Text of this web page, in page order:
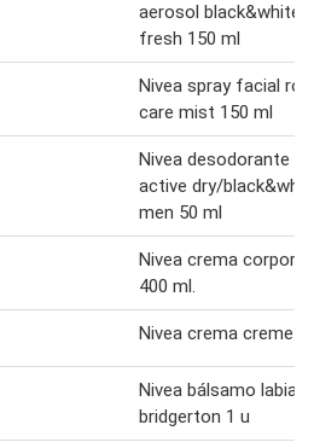
aerosol black&white/
fresh 150 ml
Nivea spray facial
care mist 150 ml
Nivea desodorante
active dry/
men 50 ml
Nivea crema
400 ml.
Nivea crema creme
Nivea bálsamo labial
bridgerton 1 u